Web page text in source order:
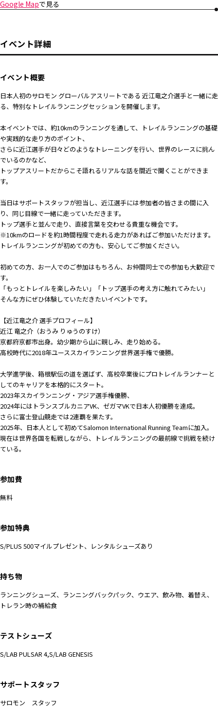
Google Mapで見る
イベント詳細
イベント概要
日本人初のサロモン グローバルアスリートである 近江竜之介選手と一緒に走
る、特別なトレイルランニングセッションを開催します。
本イベントでは、約10kmのランニングを通して、トレイルランニングの基礎
や実践的な走り方のポイント、
さらに近江選手が日々どのようなトレーニングを行い、世界のレースに挑ん
でいるのかなど、
トップアスリートだからこそ語れるリアルな話を間近で聞くことができま
す。
当日はサポートスタッフが担当し、近江選手には参加者の皆さまの間に入
り、同じ目線で一緒に走っていただきます。
トップ選手と並んで走り、直接言葉を交わせる貴重な機会です。
※10kmのロードを約1時間程度で走れる走力があればご参加いただけます。
トレイルランニングが初めての方も、安心してご参加ください。
初めての方、お一人でのご参加はもちろん、お仲間同士での参加も大歓迎で
す。
「もっとトレイルを楽しみたい」「トップ選手の考え方に触れてみたい」
そんな方にぜひ体験していただきたいイベントです。
【近江竜之介 選手プロフィール】
近江 竜之介（おうみ りゅうのすけ）
京都府京都市出身。幼少期から山に親しみ、走り始める。
高校時代に2018年ユーススカイランニング世界選手権で優勝。
大学進学後、箱根駅伝の道を選ばず、高校卒業後にプロトレイルランナーと
してのキャリアを本格的にスタート。
2023年スカイランニング・アジア選手権優勝、
2024年にはトランスブルカニアVK、ゼガマVKで日本人初優勝を達成。
さらに富士登山競走では2連覇を果たす。
2025年、日本人として初めてSalomon International Running Teamに加入。
現在は世界各国を転戦しながら、トレイルランニングの最前線で挑戦を続け
ている。
参加費
無料
参加特典
S/PLUS 500マイルプレゼント、レンタルシューズあり
持ち物
ランニングシューズ、ランニングバックパック、ウエア、飲み物、着替え、
トレラン時の補給食
テストシューズ
S/LAB PULSAR 4,S/LAB GENESIS
サポートスタッフ
サロモン スタッフ